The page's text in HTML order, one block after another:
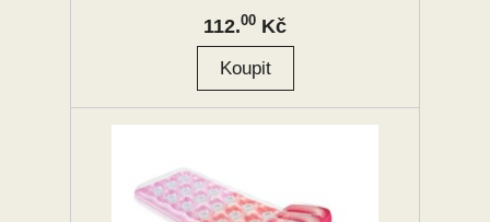
112.00 Kč